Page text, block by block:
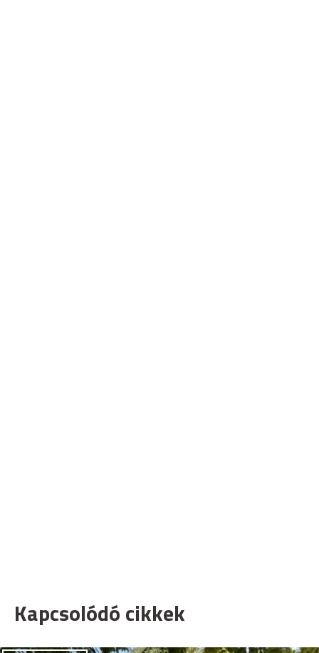
Kapcsolódó cikkek